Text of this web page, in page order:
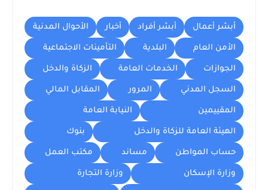
أبشر أعمال أبشر أفراد أخبار الأحوال المدنية
الأمن العام البلدية التأمينات الاجتماعية
الجوازات الخدمات العامة الزكاة والدخل
السجل المدني المرور المقابل المالي
المقييمين النيابة العامة
الهيئة العامة للزكاة والدخل بنوك
حساب المواطن مساند مكتب العمل
وزارة الإسكان وزارة التجارة